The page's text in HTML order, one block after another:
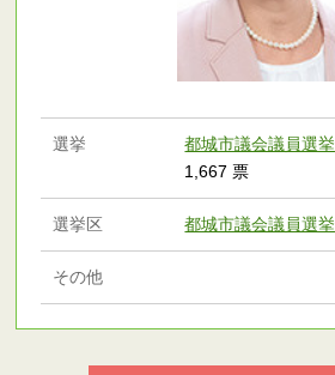
選挙 都城市議会議員選挙
1,667 票
選挙区 都城市議会議員選挙
その他